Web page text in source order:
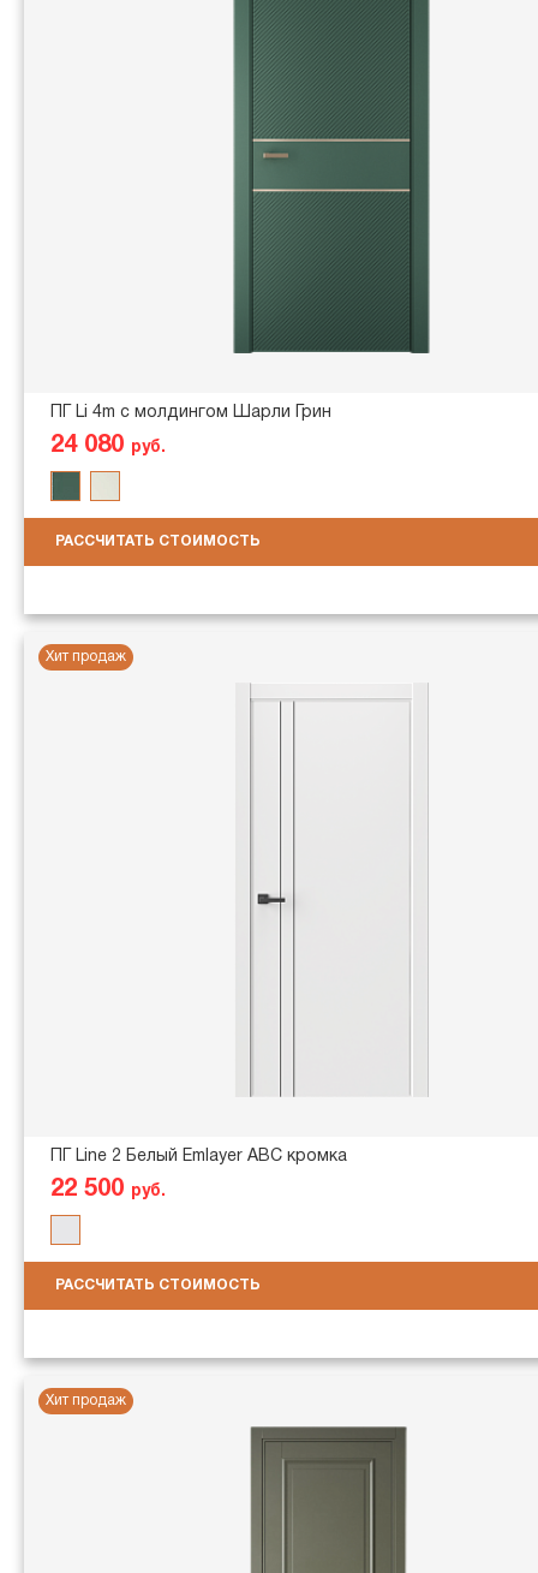
ПГ Li 4m с молдингом Шарли Грин
24 080 руб.
РАССЧИТАТЬ СТОИМОСТЬ
Хит продаж
ПГ Line 2 Белый Emlayer АВС кромка
22 500 руб.
РАССЧИТАТЬ СТОИМОСТЬ
Хит продаж